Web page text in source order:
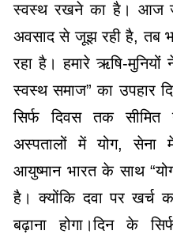
स्वस्थ रखने का है। आज
अवसाद से जूझ रही है, तब
रहा है। हमारे ऋषि-
स्वस्थ समाज” का उपहार
सिर्फ दिवस तक
अस्पतालों में योग, सेना
आयुष्मान भारत के साथ
है। क्योंकि दवा पर खर्च
बढ़ाना होगा।दिन के